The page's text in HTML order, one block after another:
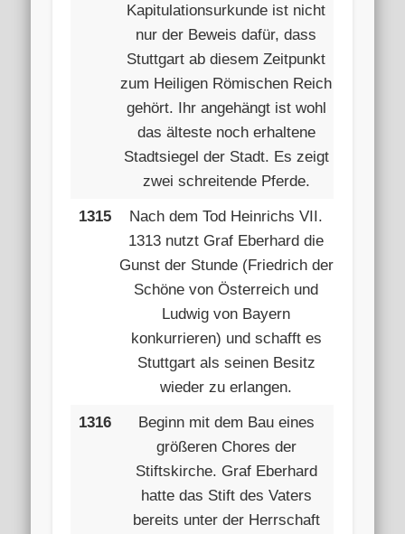
Kapitulationsurkunde ist nicht
nur der Beweis dafür, dass
Stuttgart ab diesem Zeitpunkt
zum Heiligen Römischen Reich
gehört. Ihr angehängt ist wohl
das älteste noch erhaltene
Stadtsiegel der Stadt. Es zeigt
zwei schreitende Pferde.
1315
Nach dem Tod Heinrichs VII.
1313 nutzt Graf Eberhard die
Gunst der Stunde (Friedrich der
Schöne von Österreich und
Ludwig von Bayern
konkurrieren) und schafft es
Stuttgart als seinen Besitz
wieder zu erlangen.
1316
Beginn mit dem Bau eines
größeren Chores der
Stiftskirche. Graf Eberhard
hatte das Stift des Vaters
bereits unter der Herrschaft